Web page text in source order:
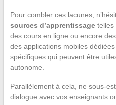
Pour combler ces lacunes,
sources d’apprentissagetelles
des cours en ligne ou encore
des applications mobiles
spécifiques qui peuvent être
autonome.
Parallèlement à cela, ne sous-
dialogue avec vos enseignants